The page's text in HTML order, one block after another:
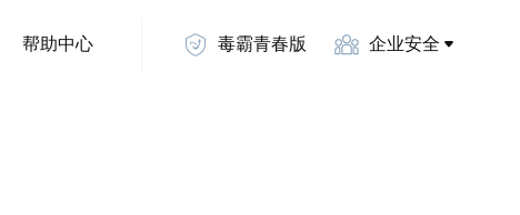
帮助中心 毒霸青春版 企业安全